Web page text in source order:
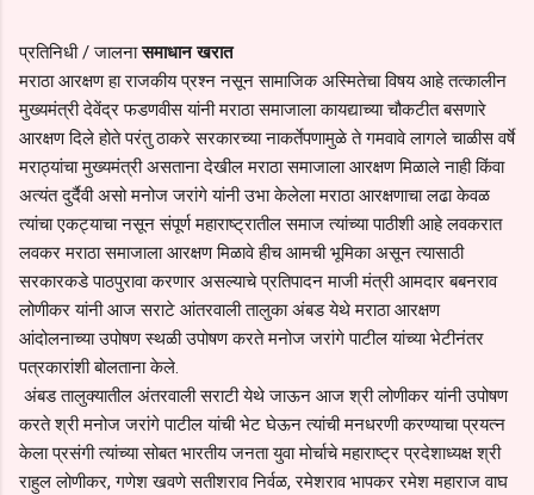
प्रतिनिधी / जालनासमाधान खरात
मराठा आरक्षण हा राजकीय प्रश्न नसून सामाजिक अस्मितेचा विषय आहे तत्कालीन
मुख्यमंत्री देवेंद्र फडणवीस यांनी मराठा समाजाला कायद्याच्या चौकटीत बसणारे
आरक्षण दिले होते परंतु ठाकरे सरकारच्या नाकर्तेपणामुळे ते गमवावे लागले चाळीस वर्षे
मराठ्यांचा मुख्यमंत्री असताना देखील मराठा समाजाला आरक्षण मिळाले नाही किंवा
अत्यंत दुर्दैवी असो मनोज जरांगे यांनी उभा केलेला मराठा आरक्षणाचा लढा केवळ
त्यांचा एकट्याचा नसून संपूर्ण महाराष्ट्रातील समाज त्यांच्या पाठीशी आहे लवकरात
लवकर मराठा समाजाला आरक्षण मिळावे हीच आमची भूमिका असून त्यासाठी
सरकारकडे पाठपुरावा करणार असल्याचे प्रतिपादन माजी मंत्री आमदार बबनराव
लोणीकर यांनी आज सराटे आंतरवाली तालुका अंबड येथे मराठा आरक्षण
आंदोलनाच्या उपोषण स्थळी उपोषण करते मनोज जरांगे पाटील यांच्या भेटीनंतर
पत्रकारांशी बोलताना केले.
अंबड तालुक्यातील अंतरवाली सराटी येथे जाऊन आज श्री लोणीकर यांनी उपोषण
करते श्री मनोज जरांगे पाटील यांची भेट घेऊन त्यांची मनधरणी करण्याचा प्रयत्न
केला प्रसंगी त्यांच्या सोबत भारतीय जनता युवा मोर्चाचे महाराष्ट्र प्रदेशाध्यक्ष श्री
राहुल लोणीकर, गणेश खवणे सतीशराव निर्वळ, रमेशराव भापकर रमेश महाराज वाघ